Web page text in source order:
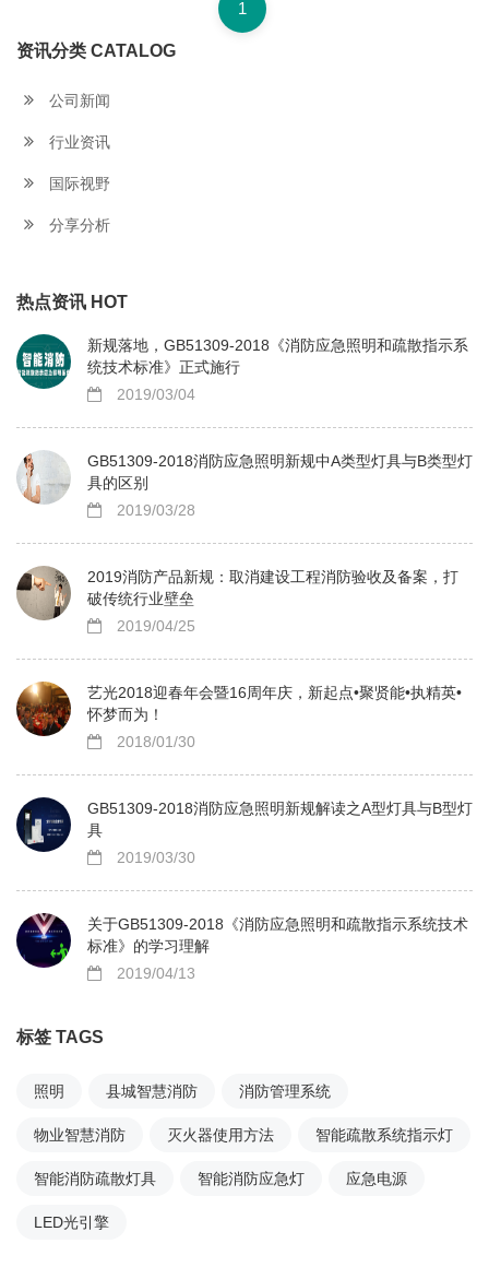
1
资讯分类 CATALOG
公司新闻
行业资讯
国际视野
分享分析
热点资讯 HOT
新规落地，GB51309-2018《消防应急照明和疏散指示系
统技术标准》正式施行
2019/03/04
GB51309-2018消防应急照明新规中A类型灯具与B类型灯
具的区别
2019/03/28
2019消防产品新规：取消建设工程消防验收及备案，打
破传统行业壁垒
2019/04/25
艺光2018迎春年会暨16周年庆，新起点•聚贤能•执精英•
怀梦而为！
2018/01/30
GB51309-2018消防应急照明新规解读之A型灯具与B型灯
具
2019/03/30
关于GB51309-2018《消防应急照明和疏散指示系统技术
标准》的学习理解
2019/04/13
标签 TAGS
照明 县城智慧消防 消防管理系统
物业智慧消防 灭火器使用方法 智能疏散系统指示灯
智能消防疏散灯具 智能消防应急灯 应急电源
LED光引擎